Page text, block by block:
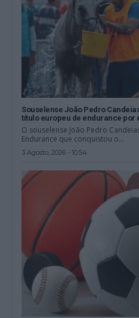
Souselense João Pedro
título europeu de endurance por
O souselense João Pedro
Endurance que conquistou o...
3 Agosto, 2026 - 10:54